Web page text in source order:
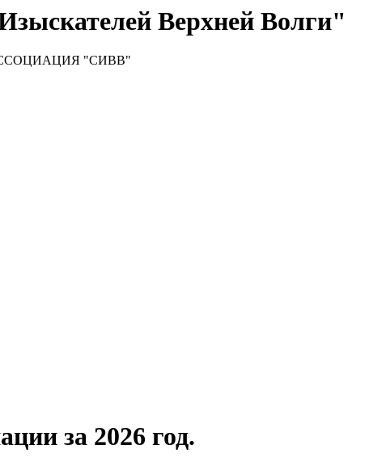
Верхней Волги"
"СИВВ"
за 2026 год.